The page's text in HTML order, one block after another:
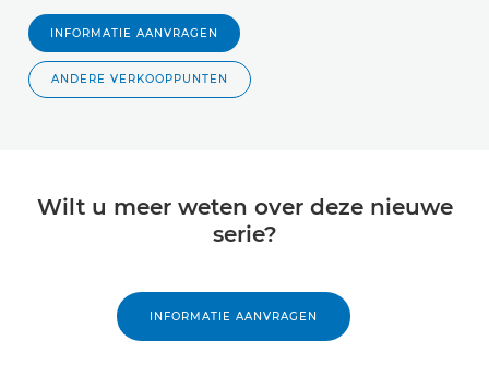
INFORMATIE AANVRAGEN
ANDERE VERKOOPPUNTEN
Wilt u meer weten over deze nieuwe
serie?
INFORMATIE AANVRAGEN